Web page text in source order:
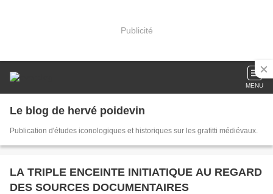
Publicité
MENU
Le blog de hervé poidevin
Publication d'études iconologiques et historiques sur les grafitti médiévaux.
LA TRIPLE ENCEINTE INITIATIQUE AU REGARD
DES SOURCES DOCUMENTAIRES